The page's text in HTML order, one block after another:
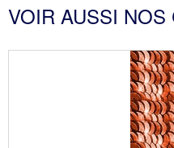
VOIR AUSSI NOS